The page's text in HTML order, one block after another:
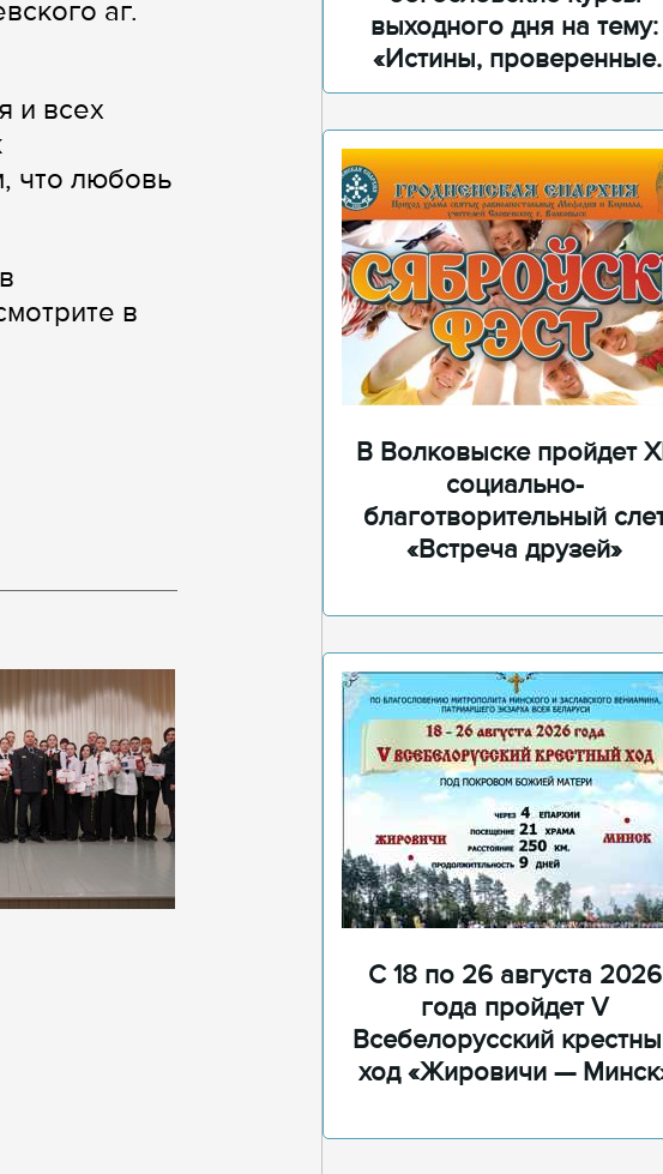
аг.
и всех
что любовь
в
выходного дня на тему:
«Истины, проверенные
временем»
В Волковыске пройдет
социально-
благотворительный
«Встреча друзей»
С 18 по 26 августа 2026
года пройдет V
Всебелорусский
ход «Жировичи —